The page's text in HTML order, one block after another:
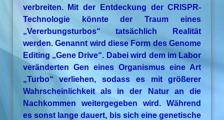
verbreiten. Mit der Entdeckung der CRISPR-
Technologie könnte der Traum eines
„Vererbungsturbos“ tatsächlich Realität
werden. Genannt wird diese Form des Genome
Editing „Gene Drive“. Dabei wird dem im Labor
veränderten Gen eines Organismus eine Art
„Turbo“ verliehen, sodass es mit größerer
Wahrscheinlichkeit als in der Natur an die
Nachkommen weitergegeben wird. Während
es sonst lange dauert, bis sich eine genetische